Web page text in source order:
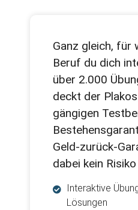
Ganz gleich, für
Beruf du dich
über 2.000
deckt der
gängigen
Geld-zurück-
dabei kein Risiko
Interaktive
Lösungen